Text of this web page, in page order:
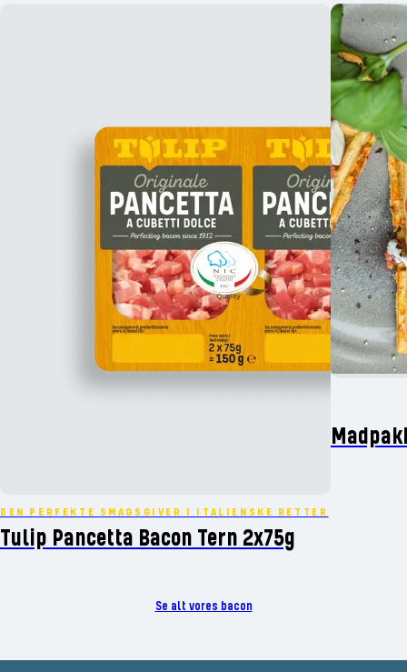
DEN PERFEKTE SMAGSGIVER I ITALIENSKE RETTER
Tulip Pancetta Bacon Tern 2x75g
Se alt vores bacon